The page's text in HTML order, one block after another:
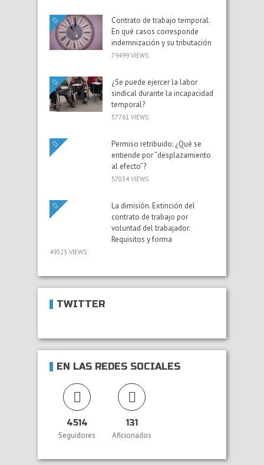
Contrato de trabajo temporal.
En qué casos corresponde
indemnización y su tributación
79499 VIEWS
¿Se puede ejercer la labor
sindical durante la incapacidad
temporal?
57761 VIEWS
Permiso retribuido: ¿Qué se
entiende por “desplazamiento
al efecto”?
57034 VIEWS
La dimisión. Extinción del
contrato de trabajo por
voluntad del trabajador.
Requisitos y forma
49323 VIEWS
TWITTER
EN LAS REDES SOCIALES
4514
Seguidores
131
Aficionados